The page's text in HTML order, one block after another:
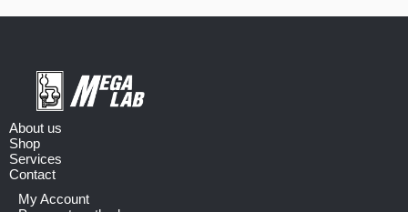
About us
Shop
Services
Contact
My Account